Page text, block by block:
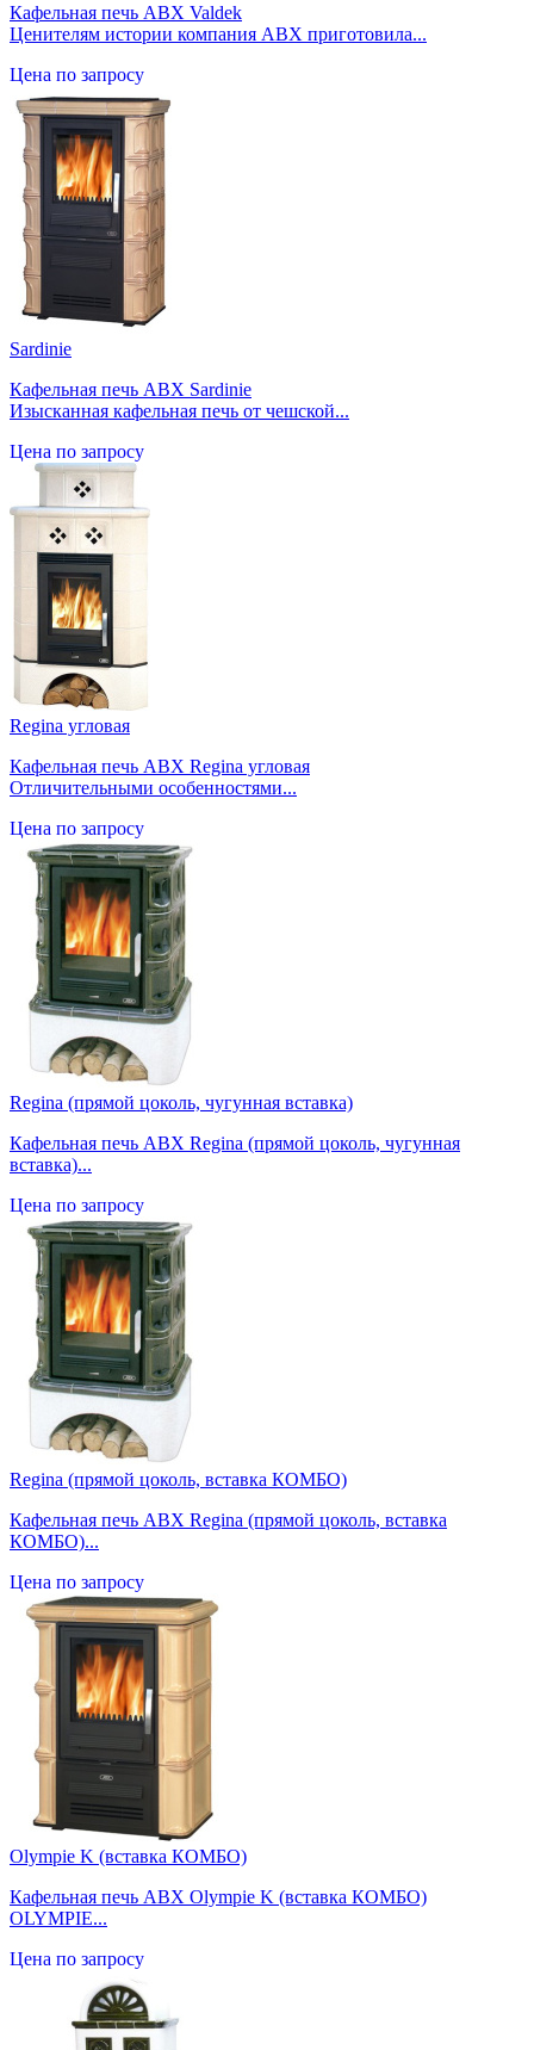
Кафельная печь ABX Valdek
Ценителям истории компания ABX приготовила...
Цена по запросу
Sardinie
Кафельная печь ABX Sardinie
Изысканная кафельная печь от чешской...
Цена по запросу
Regina угловая
Кафельная печь ABX Regina угловая
Отличительными особенностями...
Цена по запросу
Regina (прямой цоколь, чугунная вставка)
Кафельная печь ABX Regina (прямой цоколь, чугунная
вставка)...
Цена по запросу
Regina (прямой цоколь, вставка КОМБО)
Кафельная печь ABX Regina (прямой цоколь, вставка
КОМБО)...
Цена по запросу
Olympie K (вставка КОМБО)
Кафельная печь ABX Olympie K (вставка КОМБО)
OLYMPIE...
Цена по запросу